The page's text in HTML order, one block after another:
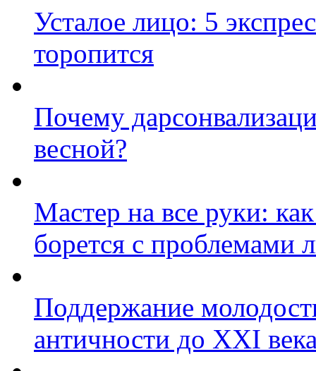
Усталое лицо: 5
торопится
Почему
весной?
Мастер на все руки:
борется с проблемами
Поддержание
античности до XXI